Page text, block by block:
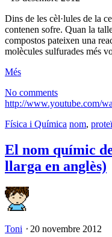
Dins de les cèl·lules de la
contenen sofre. Quan la
compostos pateixen una
molècules sulfurades més
Més
No comments
http://www.youtube.com/
Física i Química nom,
El nom químic
llarga en anglès)
Toni ⋅ 20 novembre 2012